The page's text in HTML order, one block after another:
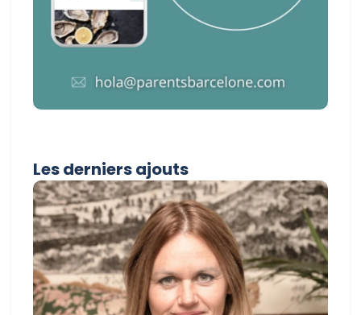
Les derniers ajouts